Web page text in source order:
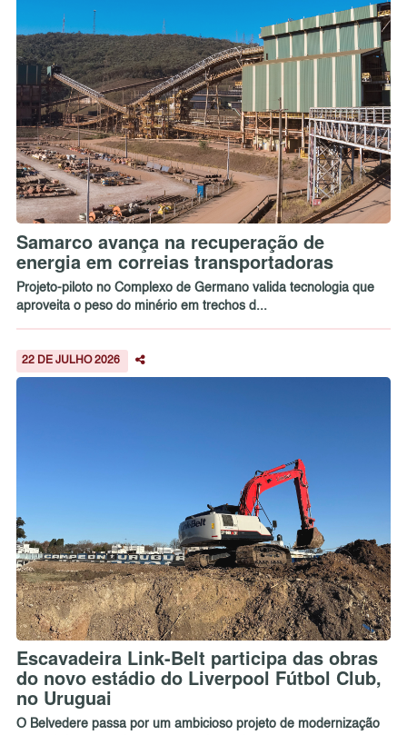
Samarco avança na recuperação de
energia em correias transportadoras
Projeto-piloto no Complexo de Germano valida tecnologia que
aproveita o peso do minério em trechos d...
22 DE JULHO 2026
Escavadeira Link-Belt participa das obras
do novo estádio do Liverpool Fútbol Club,
no Uruguai
O Belvedere passa por um ambicioso projeto de modernização